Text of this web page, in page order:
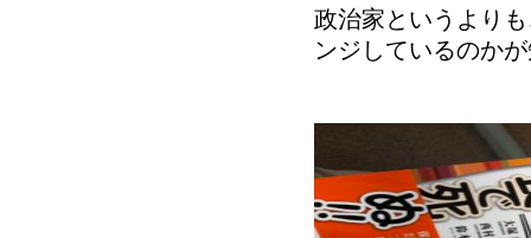
政治家というより
ンジしているのか